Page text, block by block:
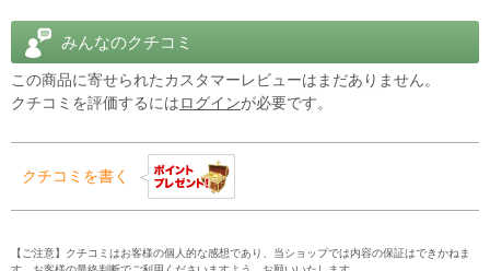
みんなのクチコミ
この商品に寄せられたカスタマーレビューはまだありません。
クチコミを評価するにはログインが必要です。
クチコミを書く
【ご注意】クチコミはお客様の個人的な感想であり、当ショップでは内容の保証はできかねま